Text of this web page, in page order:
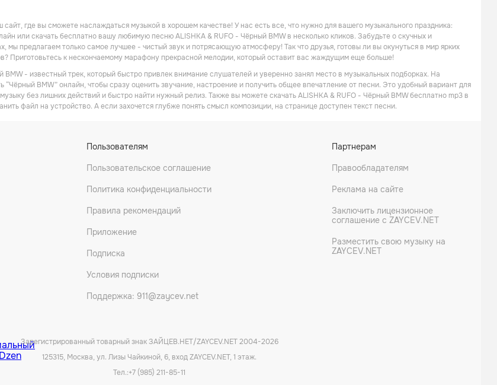
где вы сможете наслаждаться музыкой в хорошем качестве! У нас есть все, что нужно для вашего музыкального праздника:
или скачать бесплатно вашу любимую песню ALISHKA & RUFO - Чёрный BMW в несколько кликов. Забудьте о скучных и
мы предлагаем только самое лучшее - чистый звук и потрясающую атмосферу! Так что друзья, готовы ли вы окунуться в мир ярких
Приготовьтесь к нескончаемому марафону прекрасной мелодии, который оставит вас жаждущим еще больше!
BMW - известный трек, который быстро привлек внимание слушателей и уверенно занял место в музыкальных подборках. На
BMW” онлайн, чтобы сразу оценить звучание, настроение и получить общее впечатление от песни. Это удобный вариант для
без лишних действий и быстро найти нужный релиз. Также вы можете скачать ALISHKA & RUFO - Чёрный BMW бесплатно mp3 в
файл на устройство. А если захочется глубже понять смысл композиции, на странице доступен текст песни.
Пользователям
Пользовательское соглашение
Политика конфиденциальности
Правила рекомендаций
Приложение
Подписка
Условия подписки
Поддержка: 911@zaycev.net
Партнерам
Правообладателям
Реклама на сайте
Заключить лицензионное
соглашение с ZAYCEV.NET
Разместить свою музыку на
ZAYCEV.NET
Зарегистрированный товарный знак ЗАЙЦЕВ.НЕТ/ZAYCEV.NET 2004-2026
125315, Москва, ул. Лизы Чайкиной, 6, вход ZAYCEV.NET, 1 этаж.
Тел.:+7 (985) 211-85-11